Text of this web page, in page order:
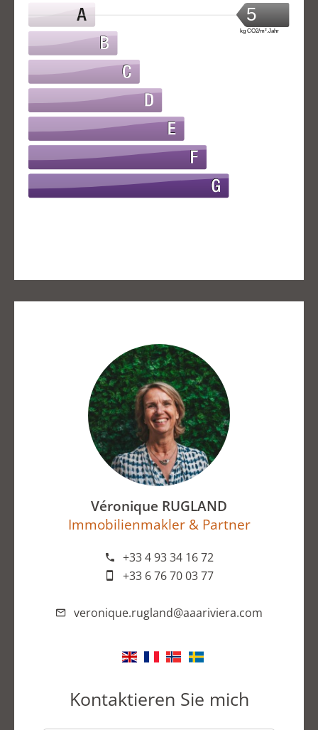
Véronique RUGLAND
Immobilienmakler & Partner
+33 4 93 34 16 72
+33 6 76 70 03 77
veronique.rugland@aaariviera.com
Kontaktieren Sie mich
5
kg CO2/m².Jahr